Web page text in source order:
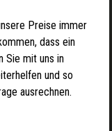
Preise immer
dass ein
Sie mit uns in
und so
ausrechnen.